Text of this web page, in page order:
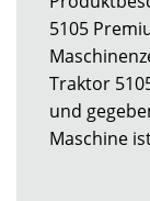
5105
Traktor
und
Maschine